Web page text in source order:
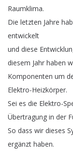
Raumklima.
Die letzten Jahre
entwickelt
und diese
diesem Jahr haben
Komponenten um
Elektro-Heizkörper.
Sei es die Elektro-
Übertragung in der
So dass wir dieses
ergänzt haben.